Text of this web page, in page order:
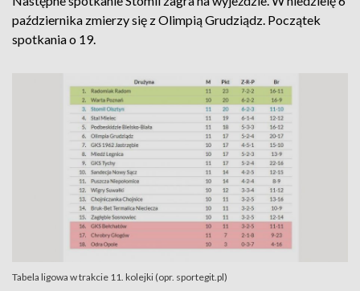
października zmierzy się z Olimpią Grudziądz. Początek
spotkania o 19.
Tabela ligowa w trakcie 11. kolejki (opr. sportegit.pl)